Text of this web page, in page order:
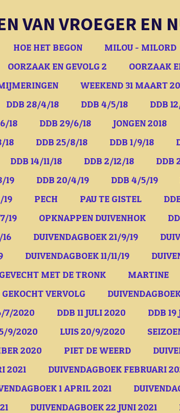
VAN VROEGER EN
HOE HET BEGON MILOU - MILORD
OORZAAK EN GEVOLG 2 OORZAAK
WEEKEND 31 MAART
DDB 28/4/18 DDB 4/5/18 DDB
18 DDB 29/6/18 JONGEN 2018
18 DDB 25/8/18 DDB 1/9/18
DDB 14/11/18 DDB 2/12/18 DDB
19 DDB 20/4/19 DDB 4/5/19
19 PECH PAU TE GISTEL
19 OPKNAPPEN DUIVENHOK
DUIVENDAGBOEK 21/9/19
DUIVENDAGBOEK 11/11/19
MET DE TRONK MARTINE
VERVOLG
7/2020 DDB 11 JULI 2020 DDB
9/2020 LUIS 20/9/2020
2020
PIET DE WEERD
2021
DUIVENDAGBOEK FEBRUARI
1 APRIL 2021
DUIVENDAGBOEK 22 JUNI 2021